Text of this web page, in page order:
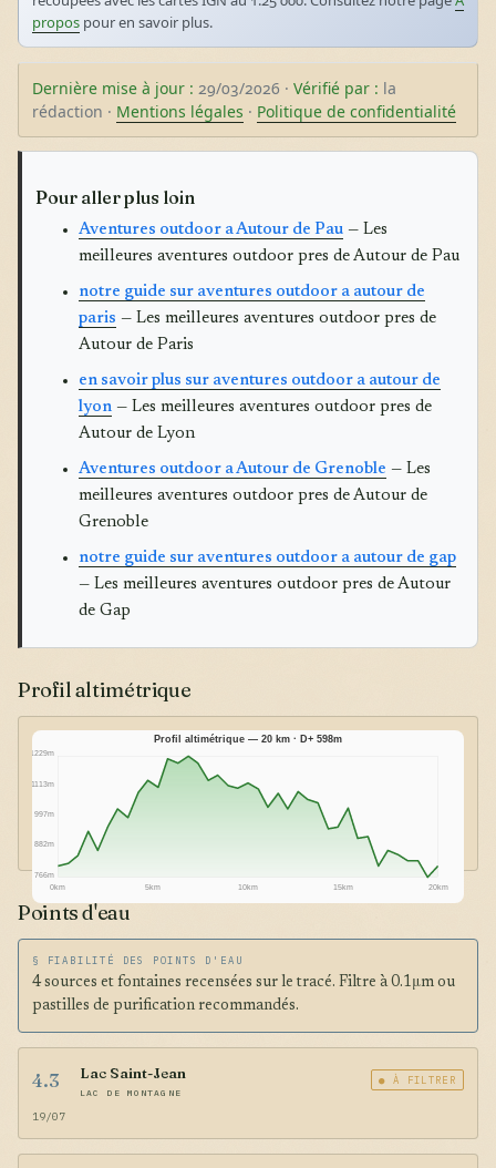
propos pour en savoir plus.
Dernière mise à jour : 29/03/2026 · Vérifié par : la
rédaction · Mentions légales · Politique de confidentialité
Pour aller plus loin
Aventures outdoor a Autour de Pau — Les
meilleures aventures outdoor pres de Autour de Pau
notre guide sur aventures outdoor a autour de
paris — Les meilleures aventures outdoor pres de
Autour de Paris
en savoir plus sur aventures outdoor a autour de
lyon — Les meilleures aventures outdoor pres de
Autour de Lyon
Aventures outdoor a Autour de Grenoble — Les
meilleures aventures outdoor pres de Autour de
Grenoble
notre guide sur aventures outdoor a autour de gap
— Les meilleures aventures outdoor pres de Autour
de Gap
Profil altimétrique
766m
882m
997m
1113m
1229m
0km 5km 10km 15km 20km
Profil altimétrique — 20 km · D+ 598m
Points d'eau
§ FIABILITÉ DES POINTS D'EAU
4 sources et fontaines recensées sur le tracé. Filtre à 0.1μm ou
pastilles de purification recommandés.
4.3 Lac Saint-Jean
LAC DE MONTAGNE
● À FILTRER
19/07